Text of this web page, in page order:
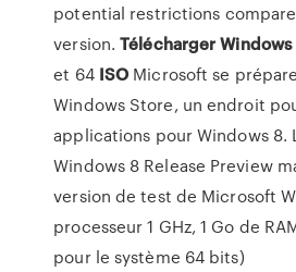
potential restrictions
version.Télécharger Windows
et 64 ISO Microsoft se
Windows Store, un endroit
applications pour Windows 8.
Windows 8 Release Preview
version de test de Microsoft
processeur 1 GHz, 1 Go de
pour le système 64 bits)